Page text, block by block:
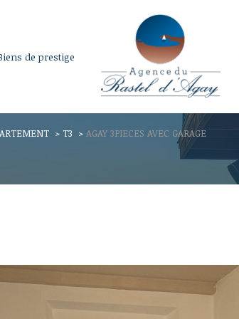
biens de prestige
Estimer
1
LOCALISATION
voir les6annonces
T3 AGAY 3PIECES AVEC GARAGE